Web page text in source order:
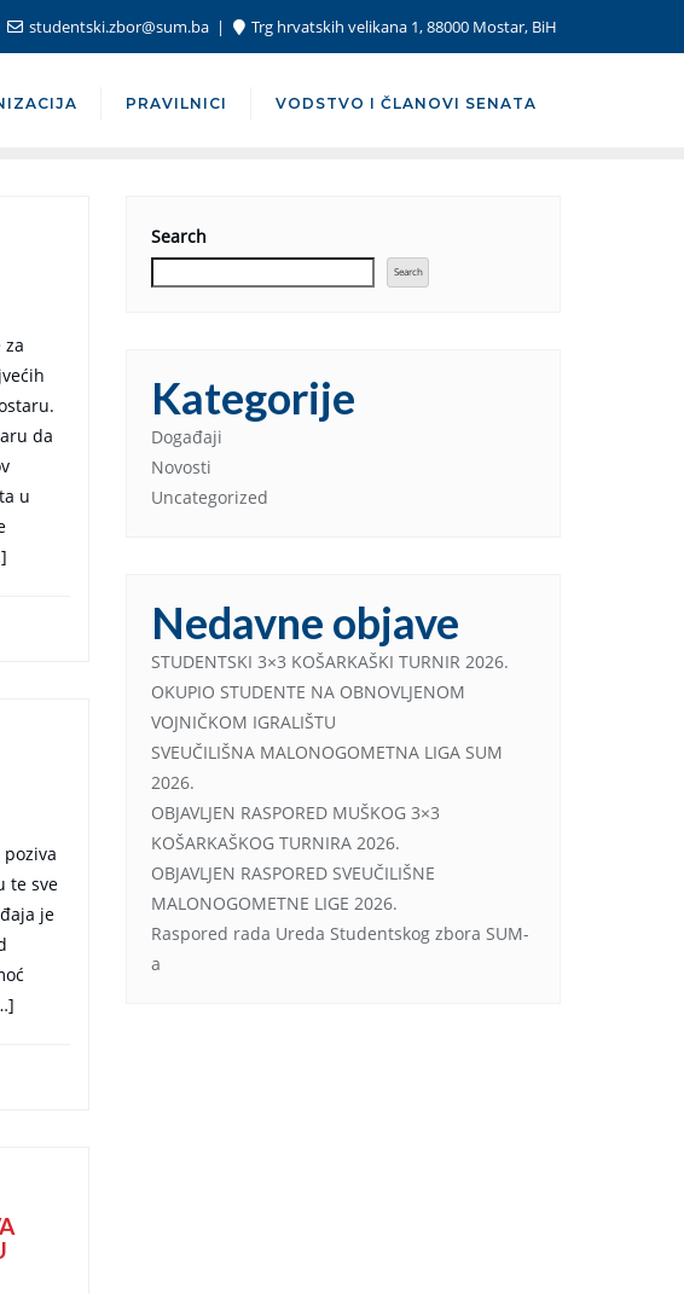
studentski.zbor@sum.ba Trg hrvatskih velikana 1, 88000 Mostar, BiH
PRAVILNICI VODSTVO I ČLANOVI SENATA
da
u
te sve
je
Search
Search
Kategorije
Događaji
Novosti
Uncategorized
Nedavne objave
STUDENTSKI 3×3 KOŠARKAŠKI TURNIR 2026.
OKUPIO STUDENTE NA OBNOVLJENOM
VOJNIČKOM IGRALIŠTU
SVEUČILIŠNA MALONOGOMETNA LIGA SUM
2026.
OBJAVLJEN RASPORED MUŠKOG 3×3
KOŠARKAŠKOG TURNIRA 2026.
OBJAVLJEN RASPORED SVEUČILIŠNE
MALONOGOMETNE LIGE 2026.
Raspored rada Ureda Studentskog zbora SUM-
a